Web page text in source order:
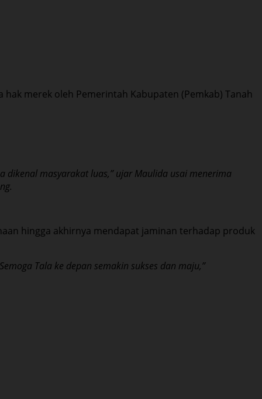
merek oleh Pemerintah Kabupaten (Pemkab) Tanah
dikenal masyarakat luas,” ujar Maulida usai menerima
hingga akhirnya mendapat jaminan terhadap produk
Tala ke depan semakin sukses dan maju,”